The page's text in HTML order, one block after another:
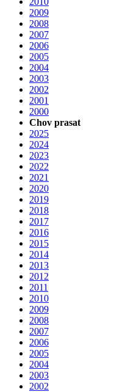
2009
2008
2007
2006
2005
2004
2003
2002
2001
2000
Chov prasat
2025
2024
2023
2022
2021
2020
2019
2018
2017
2016
2015
2014
2013
2012
2011
2010
2009
2008
2007
2006
2005
2004
2003
2002